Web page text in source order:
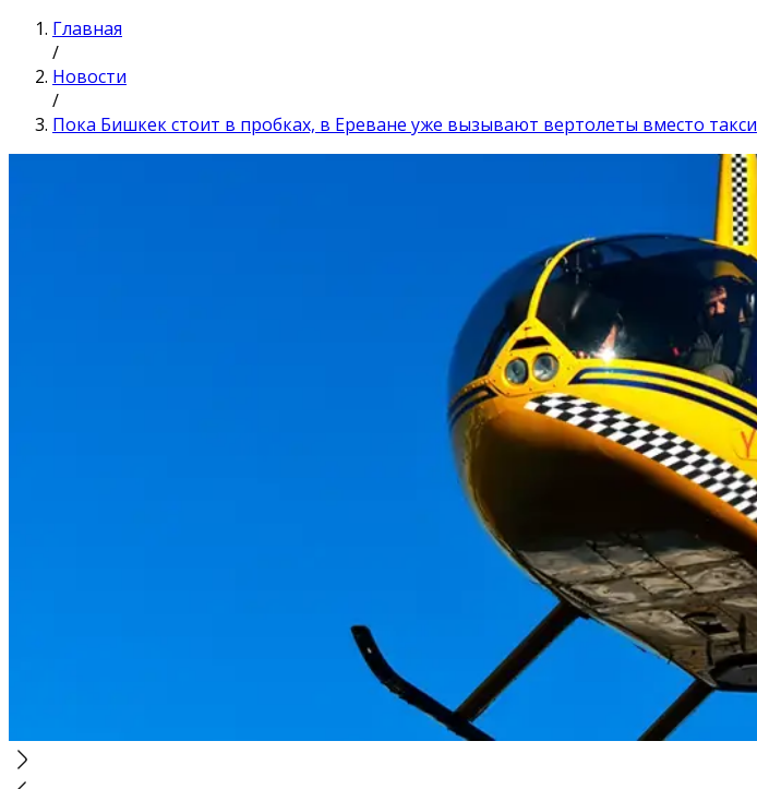
Главная
/
Новости
/
Пока Бишкек стоит в пробках, в Ереване уже вызывают вертолеты вместо такси